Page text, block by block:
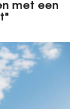
met een